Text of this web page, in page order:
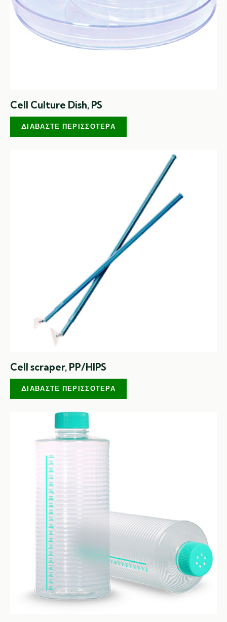
Cell Culture Dish, PS
ΔΙΑΒΆΣΤΕ ΠΕΡΙΣΣΌΤΕΡΑ
Cell scraper, PP/HIPS
ΔΙΑΒΆΣΤΕ ΠΕΡΙΣΣΌΤΕΡΑ